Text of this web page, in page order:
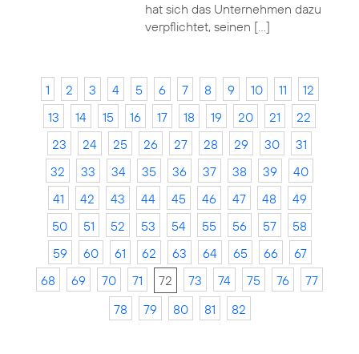
hat sich das Unternehmen dazu
verpflichtet, seinen […]
1 2 3 4 5 6 7 8 9 10 11
12
13
14 15 16 17 18 19 20 21
22
23
24 25 26 27 28 29 30
31
32
33 34 35 36 37 38 39
40
41
42 43 44 45 46 47 48
49
50
51 52 53 54 55 56 57
58
59
60 61 62 63 64 65 66
67
68
69 70 71 72 73 74 75 76
77
78
79 80 81 82